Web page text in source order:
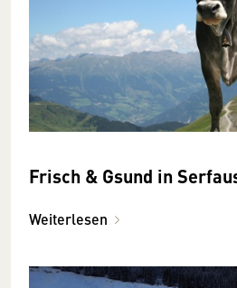
Frisch & Gsund in
Weiterlesen